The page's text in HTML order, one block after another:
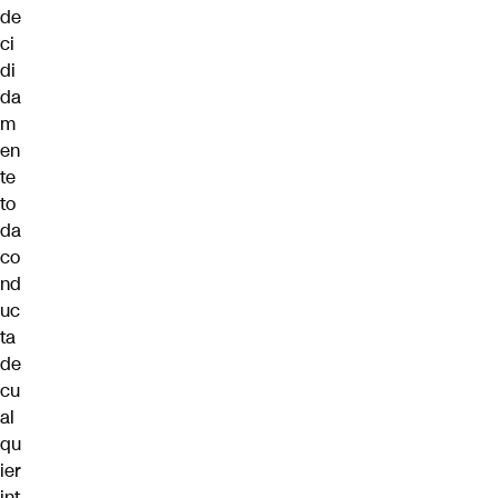
de
ci
di
da
m
en
te
to
da
co
nd
uc
ta
de
cu
al
qu
ier